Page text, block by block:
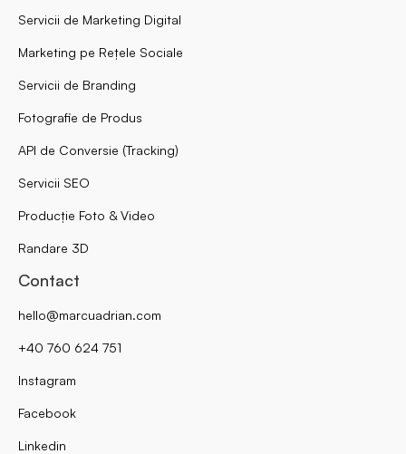
Servicii de Marketing Digital
Marketing pe Rețele Sociale
Servicii de Branding
Fotografie de Produs
API de Conversie (Tracking)
Servicii SEO
Producție Foto & Video
Randare 3D
Contact
hello@marcuadrian.com
+40 760 624 751
Instagram
Facebook
Linkedin